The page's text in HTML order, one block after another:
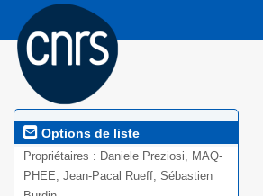
Options de liste
Propriétaires : Daniele Preziosi, MAQ-
PHEE, Jean-Pacal Rueff, Sébastien